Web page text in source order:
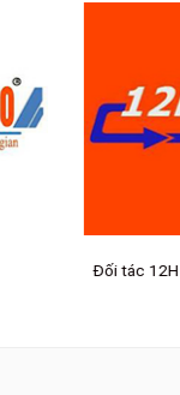
Đối tác 12H Powerful